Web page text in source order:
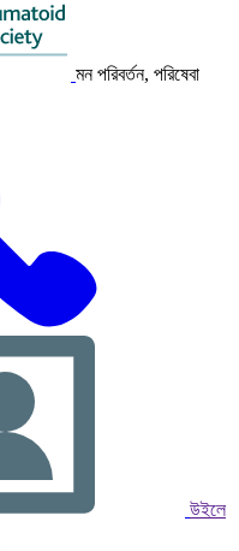
মন পরিবর্তন, পরিষেবা
উইলে